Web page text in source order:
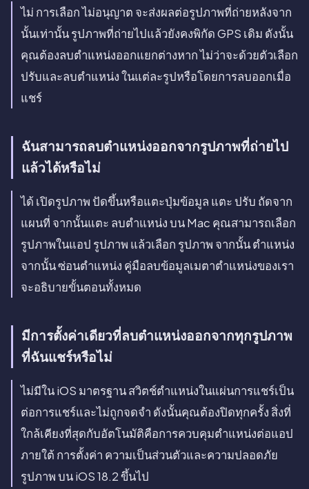
ไม่ การเลือก ไม่อนุญาต จะส่งผลต่อรูปภาพที่ถ่ายหลังจาก
นั้นเท่านั้น รูปภาพที่ถ่ายไปแล้วยังคงพิกัด GPS เดิม ดังนั้น
คุณต้องลบตำแหน่งออกแยกต่างหาก ไม่ว่าจะด้วยตัวเลือก
ปรับและลบตำแหน่ง ในแต่ละรูปหรือโดยการลบออกเมื่อ
แชร์
ฉันสามารถลบตำแหน่งออกจากรูปภาพที่ถ่ายไป
แล้วได้หรือไม่
ได้ เปิดรูปภาพ ปัดขึ้นหรือแตะปุ่มข้อมูล แตะ ปรับ ถัดจาก
แผนที่ จากนั้นแตะ ลบตำแหน่ง บน Mac คุณสามารถเลือก
รูปภาพในแอป รูปภาพ แล้วเลือก รูปภาพ จากนั้น ตำแหน่ง
จากนั้น ซ่อนตำแหน่ง คู่มือลบข้อมูลเมตาตำแหน่งของเรา
จะอธิบายขั้นตอนทั้งหมด
มีการตั้งค่าเดียวที่ลบตำแหน่งออกจากทุกรูปภาพ
ที่ฉันแชร์หรือไม่
ไม่มีใน iOS มาตรฐาน สวิตช์ตำแหน่งในแผ่นการแชร์เป็น
ต่อการแชร์และไม่ถูกจดจำ ดังนั้นคุณต้องปิดทุกครั้ง สิ่งที่
ใกล้เคียงที่สุดกับอัตโนมัติคือการควบคุมตำแหน่งต่อแอป
ภายใต้ การตั้งค่า ความเป็นส่วนตัวและความปลอดภัย
รูปภาพ บน iOS 18.2 ขึ้นไป